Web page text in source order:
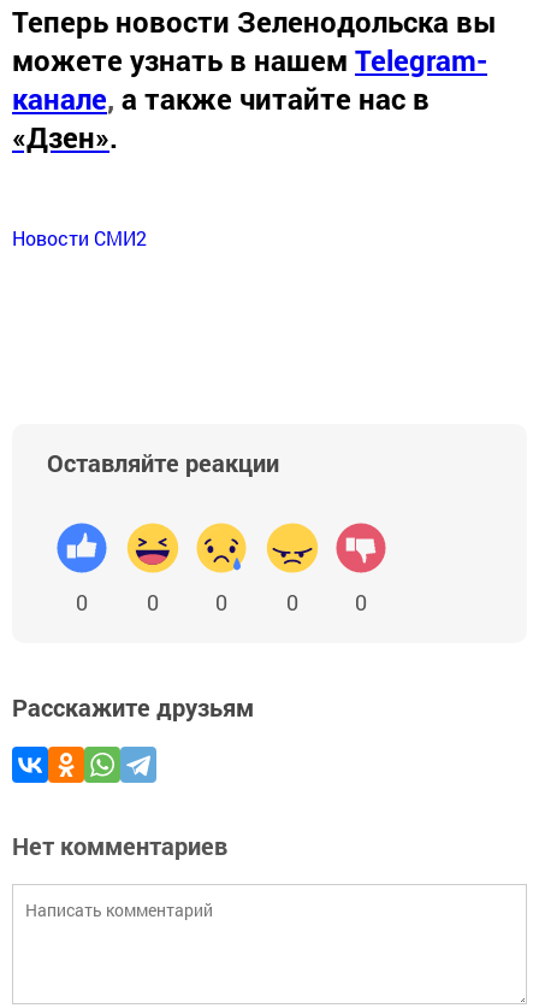
Теперь новости Зеленодольска вы
можете узнать в нашем Telegram-
канале, а также читайте нас в
«Дзен».
Новости СМИ2
Оставляйте реакции
0 0 0 0 0
Расскажите друзьям
Нет комментариев